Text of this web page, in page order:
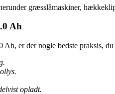
græsslåmaskiner,
Ah
er der nogle bedste praksis,
opladt.